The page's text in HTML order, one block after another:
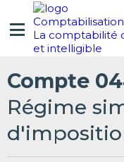
Compte
Régime